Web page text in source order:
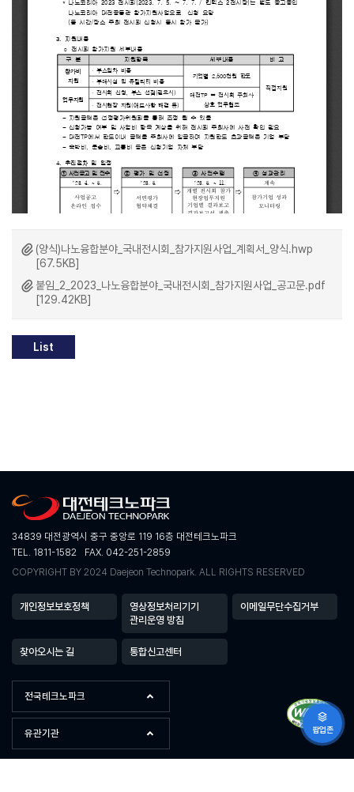
(양식)나노융합분야_국내전시회_참가지원사업_계획서_양식.hwp
[67.5KB]
붙임_2_2023_나노융합분야_국내전시회_참가지원사업_공고문.pdf
[129.42KB]
List
34839 대전광역시 중구 중앙로 119 16층 대전테크노파크
TEL. 1811-1582
FAX. 042-251-2859
COPYRIGHT BY 2024 Daejeon Technopark. ALL RIGHTS RESERVED
전국테크노파크
유관기관
개인정보보호정책
영상정보처리기기
관리운영 방침
이메일무단수집거부
찾아오시는 길 통합신고센터
팝업존